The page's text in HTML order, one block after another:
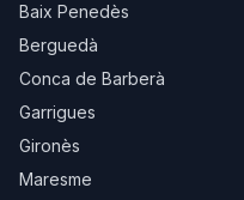
Baix Penedès
Berguedà
Conca de Barberà
Garrigues
Gironès
Maresme